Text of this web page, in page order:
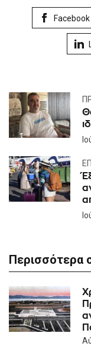
Facebook
Περισσότερα